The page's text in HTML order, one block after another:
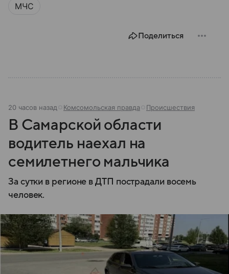
МЧС
Поделиться
20 часов назад Комсомольская правда Происшествия
В Самарской области
водитель наехал на
семилетнего мальчика
За сутки в регионе в ДТП пострадали восемь
человек.